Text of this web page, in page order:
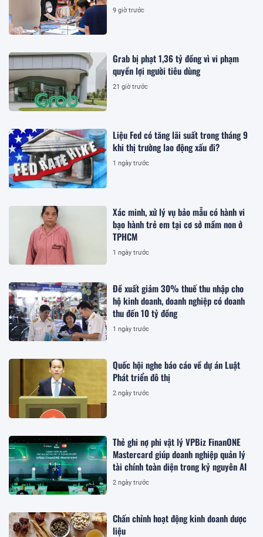
9 giờ trước
Grab bị phạt 1,36 tỷ đồng vì vi phạm
quyền lợi người tiêu dùng
21 giờ trước
Liệu Fed có tăng lãi suất trong tháng 9
khi thị trường lao động xấu đi?
1 ngày trước
Xác minh, xử lý vụ bảo mẫu có hành vi
bạo hành trẻ em tại cơ sở mầm non ở
TPHCM
1 ngày trước
Đề xuất giảm 30% thuế thu nhập cho
hộ kinh doanh, doanh nghiệp có doanh
thu đến 10 tỷ đồng
1 ngày trước
Quốc hội nghe báo cáo về dự án Luật
Phát triển đô thị
2 ngày trước
Thẻ ghi nợ phi vật lý VPBiz FinanONE
Mastercard giúp doanh nghiệp quản lý
tài chính toàn diện trong kỷ nguyên AI
2 ngày trước
Chấn chỉnh hoạt động kinh doanh dược
liệu